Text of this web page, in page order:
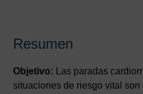
Resumen
Objetivo: Las paradas
situaciones de riesgo vital